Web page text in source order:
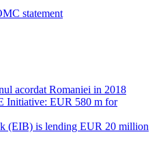
statement
acordat Romaniei in 2018
Initiative: EUR 580 m for
(EIB) is lending EUR 20 million